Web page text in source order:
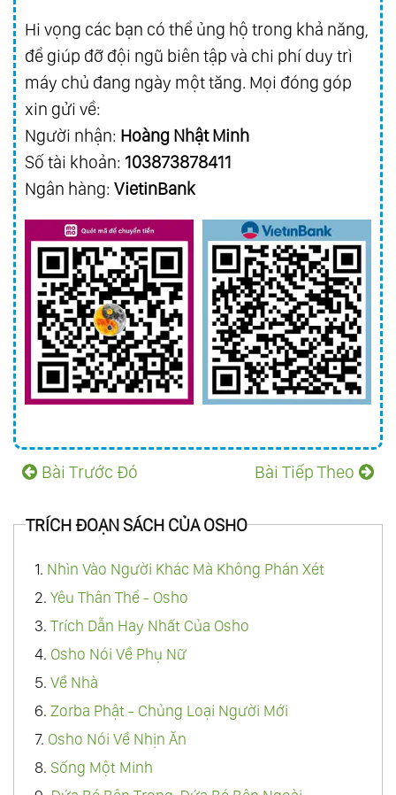
Hi vọng các bạn có thể ủng hộ trong khả năng,
để giúp đỡ đội ngũ biên tập và chi phí duy trì
máy chủ đang ngày một tăng. Mọi đóng góp
xin gửi về:
Người nhận: Hoàng Nhật Minh
Số tài khoản: 103873878411
Ngân hàng: VietinBank
Bài Trước Đó Bài Tiếp Theo
TRÍCH ĐOẠN SÁCH CỦA OSHO
1. Nhìn Vào Người Khác Mà Không Phán Xét
2. Yêu Thân Thể - Osho
3. Trích Dẫn Hay Nhất Của Osho
4. Osho Nói Về Phụ Nữ
5. Về Nhà
6. Zorba Phật - Chủng Loại Người Mới
7. Osho Nói Về Nhịn Ăn
8. Sống Một Minh